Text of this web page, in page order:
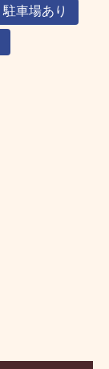
駐車場あり